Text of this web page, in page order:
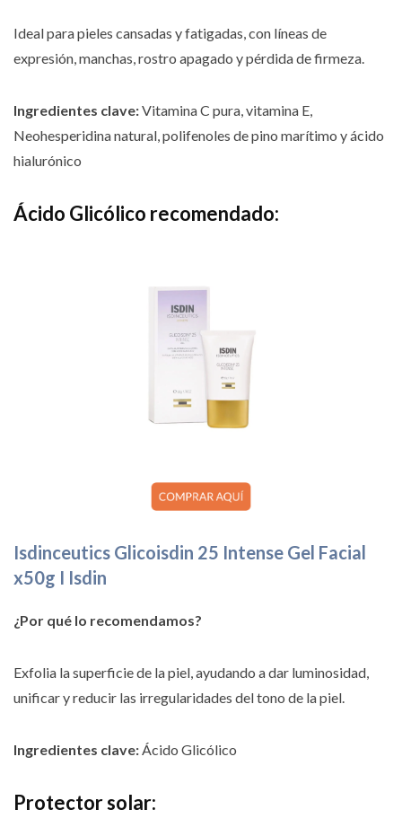
Ideal para pieles cansadas y fatigadas, con líneas de
expresión, manchas, rostro apagado y pérdida de firmeza.
Ingredientes clave:Vitamina C pura, vitamina E,
Neohesperidina natural, polifenoles de pino marítimo y ácido
hialurónico
Ácido Glicólico recomendado:
Isdinceutics Glicoisdin 25 Intense Gel Facial
x50g I Isdin
¿Por qué lo recomendamos?
Exfolia la superficie de la piel, ayudando a dar luminosidad,
unificar y reducir las irregularidades del tono de la piel.
Ingredientes clave: Ácido Glicólico
Protector solar: